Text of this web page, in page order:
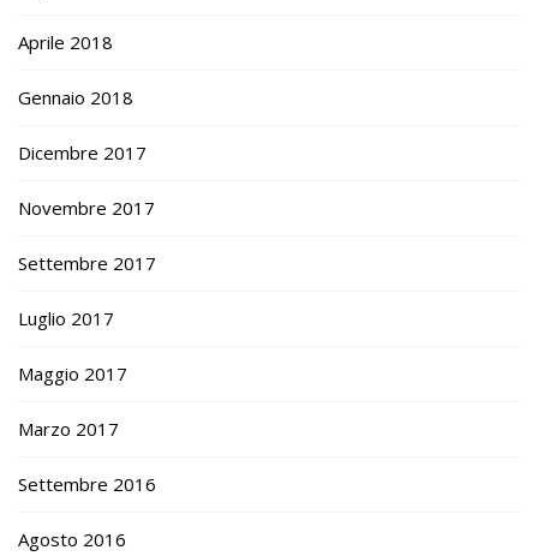
Aprile 2018
Gennaio 2018
Dicembre 2017
Novembre 2017
Settembre 2017
Luglio 2017
Maggio 2017
Marzo 2017
Settembre 2016
Agosto 2016